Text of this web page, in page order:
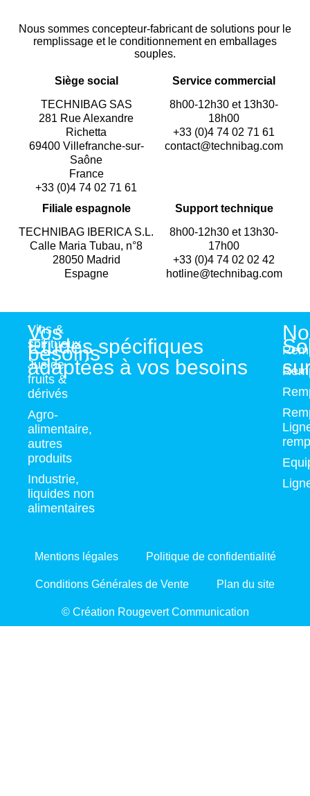
Nous sommes concepteur-fabricant de solutions pour le
remplissage et le conditionnement en emballages
souples.
Siège social
TECHNIBAG SAS
281 Rue Alexandre
Richetta
69400 Villefranche-sur-
Saône
France
+33 (0)4 74 02 71 61
Service commercial
8h00-12h30 et 13h30-
18h00
+33 (0)4 74 02 71 61
contact@technibag.com
Filiale espagnole
TECHNIBAG IBERICA S.L.
Calle Maria Tubau, n°8
28050 Madrid
Espagne
Support technique
8h00-12h30 et 13h30-
17h00
+33 (0)4 74 02 02 42
hotline@technibag.com
Vos
besoins
Vins &
spiritueux
Jus de
fruits &
dérivés
Agro-
alimentaire,
autres
produits
Industrie,
liquides non
alimentaires
Etudes spécifiques
adaptées à vos besoins
Mentions légales Politique de confidentialité
Conditions Générales de Vente Plan du site
© Création Rougevert Communication